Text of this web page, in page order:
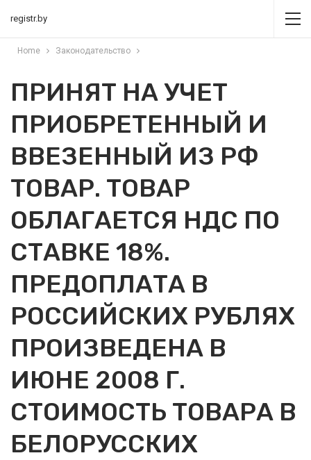
registr.by
Home Законодательство
ПРИНЯТ НА УЧЕТ
ПРИОБРЕТЕННЫЙ И
ВВЕЗЕННЫЙ ИЗ РФ
ТОВАР. ТОВАР
ОБЛАГАЕТСЯ НДС ПО
СТАВКЕ 18%.
ПРЕДОПЛАТА В
РОССИЙСКИХ РУБЛЯХ
ПРОИЗВЕДЕНА В
ИЮНЕ 2008 Г.
СТОИМОСТЬ ТОВАРА В
БЕЛОРУССКИХ